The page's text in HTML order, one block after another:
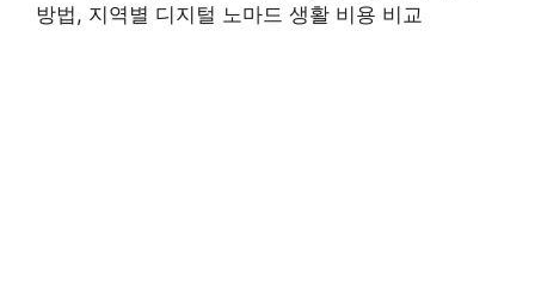
방법, 지역별 디지털 노마드 생활 비용 비교